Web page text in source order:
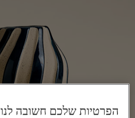
הפרטיות שלכם חשובה לנו